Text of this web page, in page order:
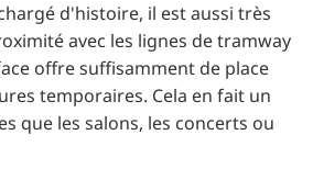
d'histoire, il est aussi très
avec les lignes de tramway
offre suffisamment de place
temporaires. Cela en fait un
que les salons, les concerts ou